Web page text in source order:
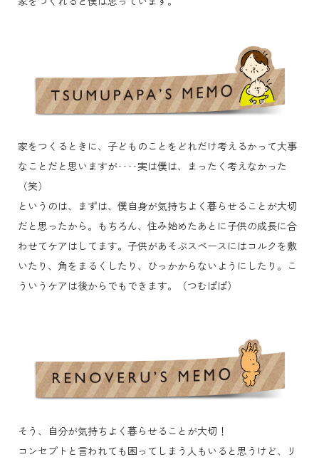
家をつくるときに、子どものことをどれだけ考えるかって大事
なことだと思いますが‥‥実は僕は、まったく考えなかった
（笑）
というのは、まずは、僕自身が気持ちよく暮らせることが大切
だと思ったから。もちろん、住み始めたあとに子供の成長に合
わせてケアはしてます。子供があそぶスペースにはコルクを敷
いたり、角をまるくしたり、ひっかからないようにしたり。こ
ういうケアは後からでもできます。（つむぱぱ）
そう、自分が気持ちよく暮らせることが大切！
コンセプトと言われても困ってしまう人もいると思うけど、リ